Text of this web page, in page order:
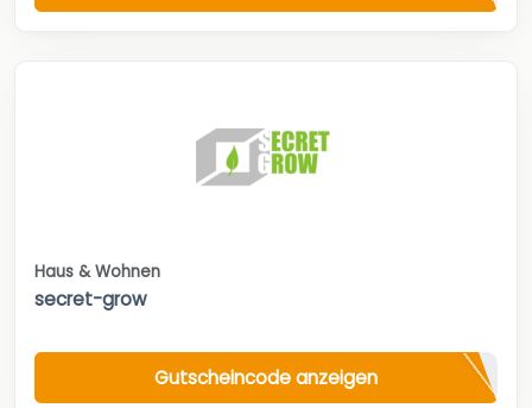
Haus & Wohnen
secret-grow
Gutscheincode anzeigen